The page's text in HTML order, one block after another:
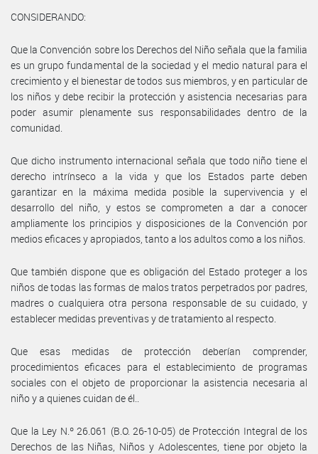
CONSIDERANDO:
Que la Convención sobre los Derechos del Niño señala que la familia
es un grupo fundamental de la sociedad y el medio natural para el
crecimiento y el bienestar de todos sus miembros, y en particular de
los niños y debe recibir la protección y asistencia necesarias para
poder asumir plenamente sus responsabilidades dentro de la
comunidad.
Que dicho instrumento internacional señala que todo niño tiene el
derecho intrínseco a la vida y que los Estados parte deben
garantizar en la máxima medida posible la supervivencia y el
desarrollo del niño, y estos se comprometen a dar a conocer
ampliamente los principios y disposiciones de la Convención por
medios eficaces y apropiados, tanto a los adultos como a los niños.
Que también dispone que es obligación del Estado proteger a los
niños de todas las formas de malos tratos perpetrados por padres,
madres o cualquiera otra persona responsable de su cuidado, y
establecer medidas preventivas y de tratamiento al respecto.
Que esas medidas de protección deberían comprender,
procedimientos eficaces para el establecimiento de programas
sociales con el objeto de proporcionar la asistencia necesaria al
niño y a quienes cuidan de él..
Que la Ley N.º 26.061 (B.O. 26-10-05) de Protección Integral de los
Derechos de las Niñas, Niños y Adolescentes, tiene por objeto la